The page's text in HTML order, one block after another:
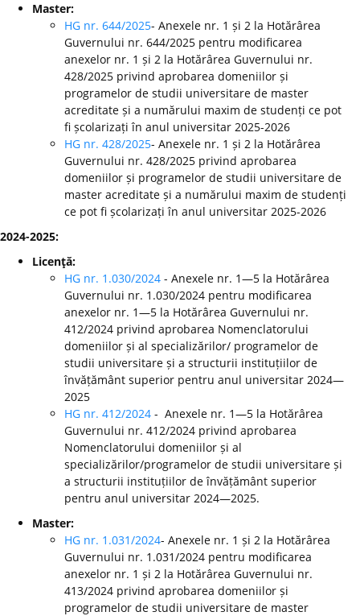
Master:
HG nr. 644/2025- Anexele nr. 1 și 2 la Hotărârea
Guvernului nr. 644/2025 pentru modificarea
anexelor nr. 1 și 2 la Hotărârea Guvernului nr.
428/2025 privind aprobarea domeniilor și
programelor de studii universitare de master
acreditate și a numărului maxim de studenți ce pot
fi școlarizați în anul universitar 2025-2026
HG nr. 428/2025- Anexele nr. 1 și 2 la Hotărârea
Guvernului nr. 428/2025 privind aprobarea
domeniilor și programelor de studii universitare de
master acreditate și a numărului maxim de studenți
ce pot fi școlarizați în anul universitar 2025-2026
2024-2025:
Licenţă:
HG nr. 1.030/2024 - Anexele nr. 1—5 la Hotărârea
Guvernului nr. 1.030/2024 pentru modificarea
anexelor nr. 1—5 la Hotărârea Guvernului nr.
412/2024 privind aprobarea Nomenclatorului
domeniilor și al specializărilor/ programelor de
studii universitare și a structurii instituțiilor de
învățământ superior pentru anul universitar 2024—
2025
HG nr. 412/2024 - Anexele nr. 1—5 la Hotărârea
Guvernului nr. 412/2024 privind aprobarea
Nomenclatorului domeniilor și al
specializărilor/programelor de studii universitare și
a structurii instituțiilor de învățământ superior
pentru anul universitar 2024—2025.
Master:
HG nr. 1.031/2024- Anexele nr. 1 și 2 la Hotărârea
Guvernului nr. 1.031/2024 pentru modificarea
anexelor nr. 1 și 2 la Hotărârea Guvernului nr.
413/2024 privind aprobarea domeniilor și
programelor de studii universitare de master